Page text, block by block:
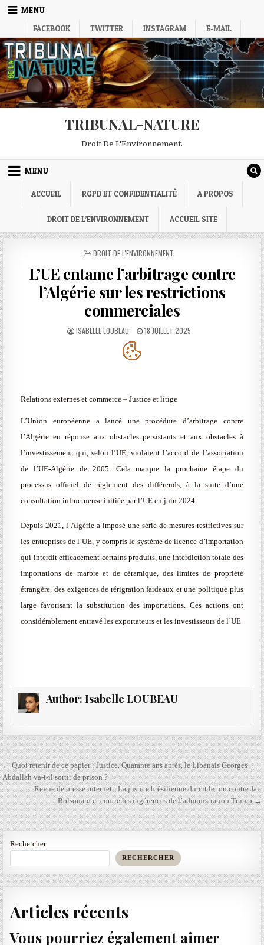
Skip
MENU
FACEBOOK
TWITTER INSTAGRAM E-MAIL
TRIBUNAL-NATURE
Droit De L'Environnement.
MENU
ACCUEIL RGPD ET CONFIDENTIALITÉ A PROPOS
DROIT DE L’ENVIRONNEMENT ACCUEIL SITE
POSTED
DROIT DE L'ENVIRONNEMENT:
L’UE entame l’arbitrage contre
l’Algérie sur les restrictions
commerciales
AUTHOR:
ISABELLE LOUBEAU
PUBLISHED
18 JUILLET 2025
Relations externes et commerce – Justice et litige
L’Union européenne a lancé une procédure d’arbitrage contre
l’Algérie en réponse aux obstacles persistants et aux obstacles à
l’investissement qui, selon l’UE, violaient l’accord de l’association
de l’UE-Algérie de 2005. Cela marque la prochaine étape du
processus officiel de règlement des différends, à la suite d’une
consultation infructueuse initiée par l’UE en juin 2024.
Depuis 2021, l’Algérie a imposé une série de mesures restrictives sur
les entreprises de l’UE, y compris le système de licence d’importation
qui interdit efficacement certains produits, une interdiction totale des
importations de marbre et de céramique, des limites de propriété
étrangère, des exigences de rérigration fardeaux et une politique plus
large favorisant la substitution des importations. Ces actions ont
considérablement entravé les exportateurs et les investisseurs de l’UE
Author: Isabelle LOUBEAU
Navigation
de
l’article
← Quoi retenir de ce papier : Justice. Quarante ans après, le Libanais Georges
Abdallah va-t-il sortir de prison ?
Revue de presse internet : La justice brésilienne durcit le ton contre Jair
Bolsonaro et contre les ingérences de l’administration Trump →
Rechercher
RECHERCHER
Articles récents
Vous pourriez également aimer